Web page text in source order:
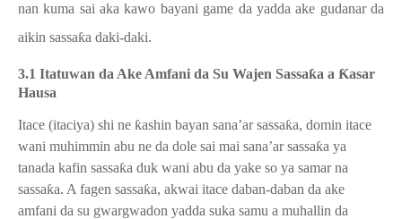
nan kuma sai aka kawo bayani game da yadda ake gudanar da
aikin sassaƙa daki-daki.
3.1 Itatuwan da Ake Amfani da Su Wajen Sassaƙa a Ƙasar
Hausa
Itace (itaciya) shi ne ƙashin bayan sana’ar sassaƙa, domin itace
wani muhimmin abu ne da dole sai mai sana’ar sassaƙa ya
tanada kafin sassaƙa duk wani abu da yake so ya samar na
sassaƙa. A fagen sassaƙa, akwai itace daban-daban da ake
amfani da su gwargwadon yadda suka samu a muhallin da